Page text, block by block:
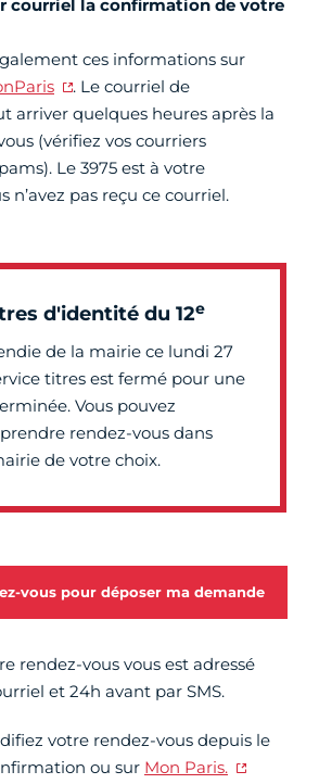
courriel la confirmation de votre
ces informations sur
. Le courriel de
arriver quelques heures après la
(vérifiez vos courriers
Le 3975 est à votre
n’avez pas reçu ce courriel.
d'identité du 12e
de la mairie ce lundi 27
titres est fermé pour une
Vous pouvez
rendez-vous dans
de votre choix.
vous pour déposer ma demande
rendez-vous vous est adressé
et 24h avant par SMS.
votre rendez-vous depuis le
ou sur Mon Paris.